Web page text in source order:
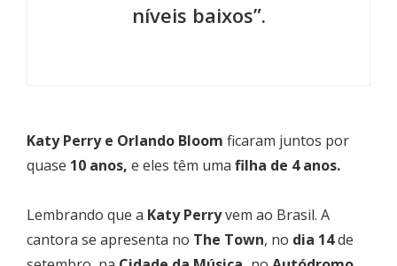
níveis baixos”.
Katy Perry e Orlando Bloom ficaram juntos por
quase 10 anos, e eles têm uma filha de 4 anos.
Lembrando que a Katy Perryvem ao Brasil. A
cantora se apresenta no The Town, no dia 14de